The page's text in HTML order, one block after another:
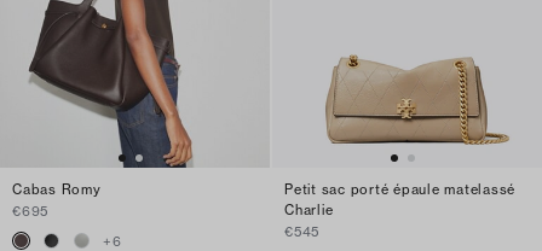
Cabas Romy
€695
+6
Petit sac porté épaule matelassé
Charlie
€545